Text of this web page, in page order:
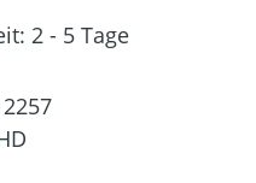
2 - 5 Tage